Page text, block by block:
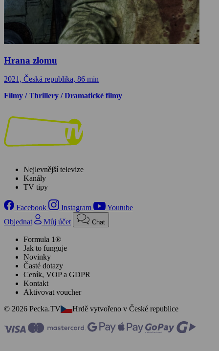
Hrana zlomu
2021, Česká republika, 86 min
Filmy / Thrillery / Dramatické filmy
Nejlevnější televize
Kanály
TV tipy
Facebook Instagram
Youtube
Objednat
Můj účet Chat
Formula 1®
Jak to funguje
Novinky
Časté dotazy
Ceník, VOP a GDPR
Kontakt
Aktivovat voucher
© 2026 Pecka.TV
Hrdě vytvořeno v České republice